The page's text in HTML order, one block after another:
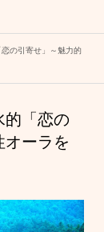
の引寄せ」～魅力的
「恋の
ーラを